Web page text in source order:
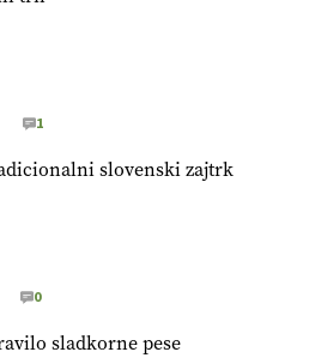
t.co/Bf31lnQSIb
qmMX2yevum @EUAgri #IMCAP
1
slovenski zajtrk
0
sladkorne pese